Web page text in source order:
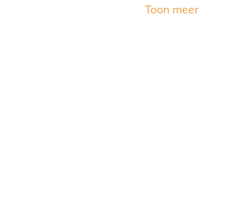
Toon meer